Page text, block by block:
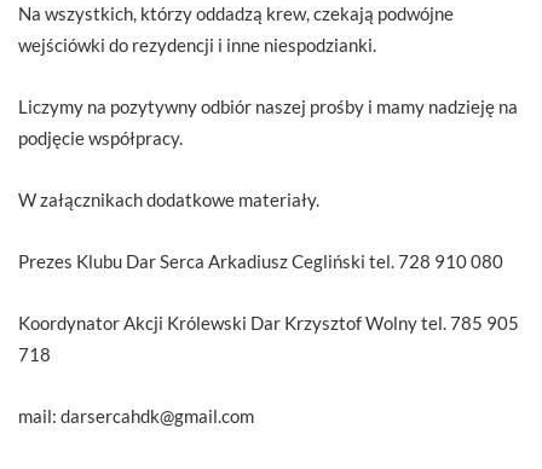
Na wszystkich, którzy oddadzą krew, czekają podwójne
wejściówki do rezydencji i inne niespodzianki.
Liczymy na pozytywny odbiór naszej prośby i mamy nadzieję na
podjęcie współpracy.
W załącznikach dodatkowe materiały.
Prezes Klubu Dar Serca Arkadiusz Cegliński tel. 728 910 080
Koordynator Akcji Królewski Dar Krzysztof Wolny tel. 785 905
718
mail: darsercahdk@gmail.com